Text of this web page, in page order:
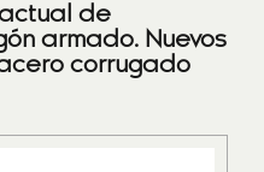
de
armado. Nuevos
corrugado